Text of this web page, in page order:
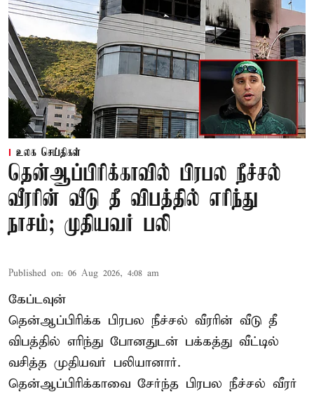
உலக செய்திகள்
தென்ஆப்பிரிக்காவில் பிரபல நீச்சல்
வீரரின் வீடு தீ விபத்தில் எரிந்து
நாசம்; முதியவர் பலி
Published on: 06 Aug 2026, 4:08 am
கேப்டவுன்
தென்ஆப்பிரிக்க பிரபல நீச்சல் வீரரின் வீடு தீ
விபத்தில் எரிந்து போனதுடன் பக்கத்து வீட்டில்
வசித்த முதியவர் பலியானார்.
தென்ஆப்பிரிக்காவை சேர்ந்த பிரபல நீச்சல் வீரர்